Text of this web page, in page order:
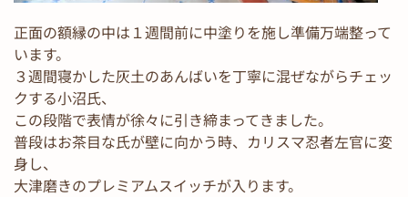
正面の額縁の中は１週間前に中塗りを施し準備万端整って
います。
３週間寝かした灰土のあんばいを丁寧に混ぜながらチェッ
クする小沼氏、
この段階で表情が徐々に引き締まってきました。
普段はお茶目な氏が壁に向かう時、カリスマ忍者左官に変
身し、
大津磨きのプレミアムスイッチが入ります。